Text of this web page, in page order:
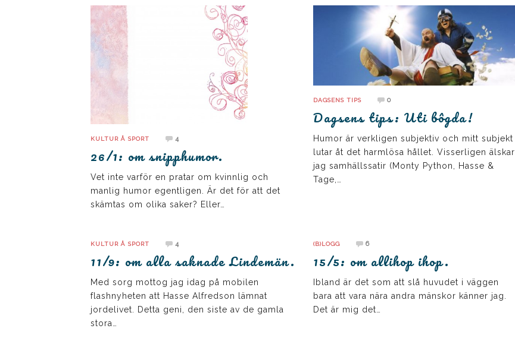
KULTUR Å SPORT 4
26/1: om snipphumor.
Vet inte varför en pratar om kvinnlig och
manlig humor egentligen. Är det för att det
skämtas om olika saker? Eller…
DAGSENS TIPS 0
Dagsens tips: Uti bôgda!
Humor är verkligen subjektiv och mitt subjekt
lutar åt det harmlösa hållet. Visserligen älskar
jag samhällssatir (Monty Python, Hasse &
Tage,…
KULTUR Å SPORT 4
11/9: om alla saknade Lindemän.
Med sorg mottog jag idag på mobilen
flashnyheten att Hasse Alfredson lämnat
jordelivet. Detta geni, den siste av de gamla
stora…
(B)LOGG 6
15/5: om allihop ihop.
Ibland är det som att slå huvudet i väggen
bara att vara nära andra mänskor känner jag.
Det är mig det…